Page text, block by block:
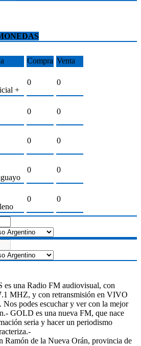
Compra Venta
+
0 0
0 0
0 0
0 0
0 0
una Radio FM audiovisual, con
MHZ, y con retransmisión en VIVO
Nos podes escuchar y ver con la mejor
GOLD es una nueva FM, que nace
seria y hacer un periodismo
Ramón de la Nueva Orán, provincia de